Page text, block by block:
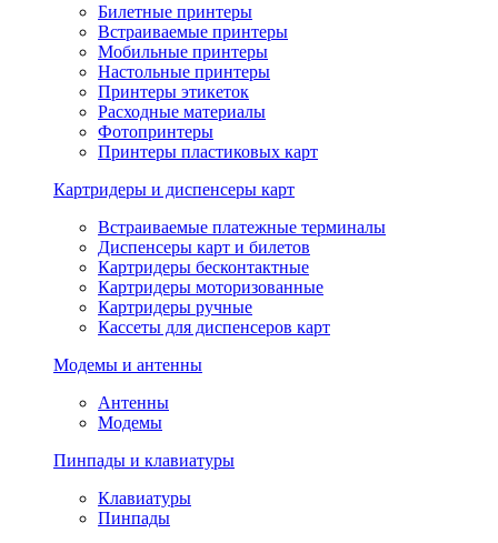
Билетные принтеры
Встраиваемые принтеры
Мобильные принтеры
Настольные принтеры
Принтеры этикеток
Расходные материалы
Фотопринтеры
Принтеры пластиковых карт
Картридеры и диспенсеры карт
Встраиваемые платежные терминалы
Диспенсеры карт и билетов
Картридеры бесконтактные
Картридеры моторизованные
Картридеры ручные
Кассеты для диспенсеров карт
Модемы и антенны
Антенны
Модемы
Пинпады и клавиатуры
Клавиатуры
Пинпады